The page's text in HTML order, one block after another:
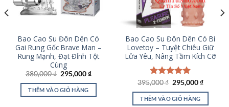
Bao Cao Su Đôn Dên Có
Gai Rung Gốc Brave Man –
Rung Mạnh, Đạt Đỉnh Tột
Cùng
380,000₫ Giá
là:
380,000 ₫.
295,000₫Giá
tại
THÊM VÀO GIỎ HÀNG
Bao Cao Su Đôn Dên Có Bi
Lovetoy – Tuyệt Chiêu Giữ
Lửa Yêu, Nâng Tầm Kích Cỡ
Được xếp
hạng4.93
5 sao
395,000₫ Giá
là:
395,000 ₫.
295,000₫Giá
tại
THÊM VÀO GIỎ HÀNG